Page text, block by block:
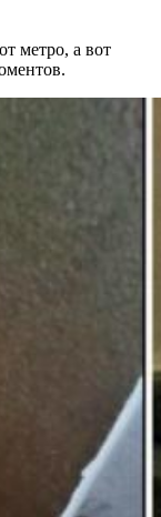
метро, а вот